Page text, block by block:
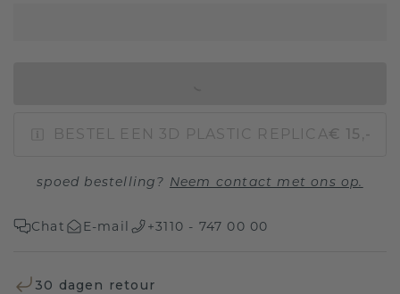
BESTEL EEN 3D PLASTIC REPLICA€ 15,-
spoed bestelling? Neem contact met ons op.
Chat E-mail +3110 - 747 00 00
30 dagen retour